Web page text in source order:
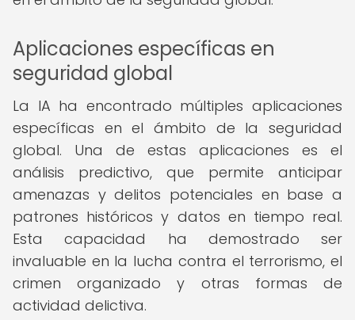
Aplicaciones específicas en
seguridad global
La IA ha encontrado múltiples aplicaciones
específicas en el ámbito de la seguridad
global. Una de estas aplicaciones es el
análisis predictivo, que permite anticipar
amenazas y delitos potenciales en base a
patrones históricos y datos en tiempo real.
Esta capacidad ha demostrado ser
invaluable en la lucha contra el terrorismo, el
crimen organizado y otras formas de
actividad delictiva.